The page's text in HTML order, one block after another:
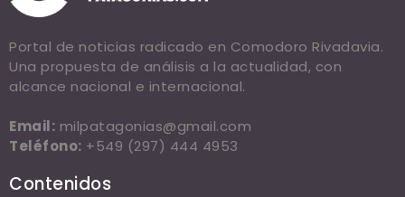
Portal de noticias radicado en Comodoro Rivadavia.
Una propuesta de análisis a la actualidad, con
alcance nacional e internacional.
Email: milpatagonias@gmail.com
Teléfono: +549 (297) 444 4953
Contenidos